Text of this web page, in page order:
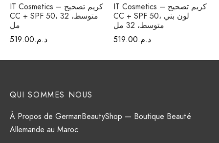
IT Cosmetics – كريم تصحيح
CC + SPF 50، متوسط، 32
مل
د.م.519.00
IT Cosmetics – كريم تصحيح
CC + SPF 50، لون بني
متوسط، 32 مل
د.م.519.00
QUI SOMMES NOUS
À Propos de GermanBeautyShop — Boutique Beauté
Allemande au Maroc